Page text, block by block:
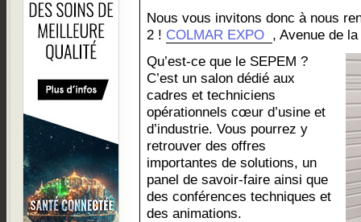
Nous vous invitons donc à nous
2 ! COLMAR EXPO , Avenue de
Qu’est-ce que le SEPEM ?
C’est un salon dédié aux
cadres et techniciens
opérationnels cœur d’usine et
d’industrie. Vous pourrez y
retrouver des offres
importantes de solutions, un
panel de savoir-faire ainsi que
des conférences techniques et
des animations.